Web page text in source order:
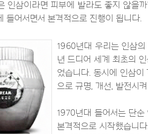
인삼이라면 피부에 발라도 좋지 않을
들어서면서 본격적으로 진행이 됩니다.
1960년대 우리는 인삼
년 드디어 세계 최초의
었습니다. 동시에 인삼이
으로 규명, 개선, 발전시
1970년대 들어서는 단
본격적으로 시작했습니